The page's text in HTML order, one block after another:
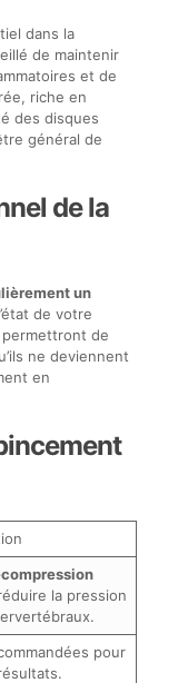
dans la
de maintenir
et de
riche en
des disques
général de
de la
un
de votre
de
ne deviennent
en
la pression
pour